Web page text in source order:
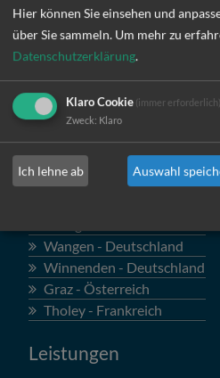
Standorte
Böblingen - Deutschland
Rheinland - Deutschland
Wangen - Deutschland
Winnenden - Deutschland
Graz - Österreich
Tholey - Frankreich
Leistungen
Hier können Sie einsehen und
über Sie sammeln. Um mehr zu
Datenschutzerklärung.
Klaro Cookie (immer erforderlich)
Zweck: Klaro
Ich lehne ab Auswahl